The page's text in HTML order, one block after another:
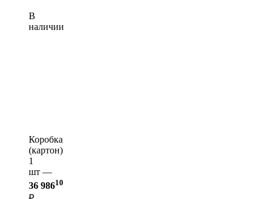
В
наличии
Коробка
(картон)
1
шт —
36 98610